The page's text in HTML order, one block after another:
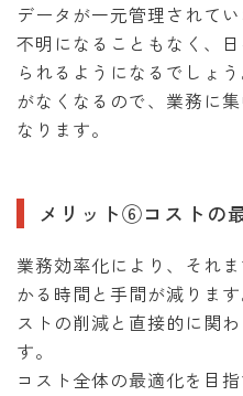
データが一元管理されて
不明になることもなく、
られるようになるでしょ
がなくなるので、業務に
なります。
メリット⑥コストの
業務効率化により、それ
かる時間と手間が減りま
ストの削減と直接的に関
す。
コスト全体の最適化を目